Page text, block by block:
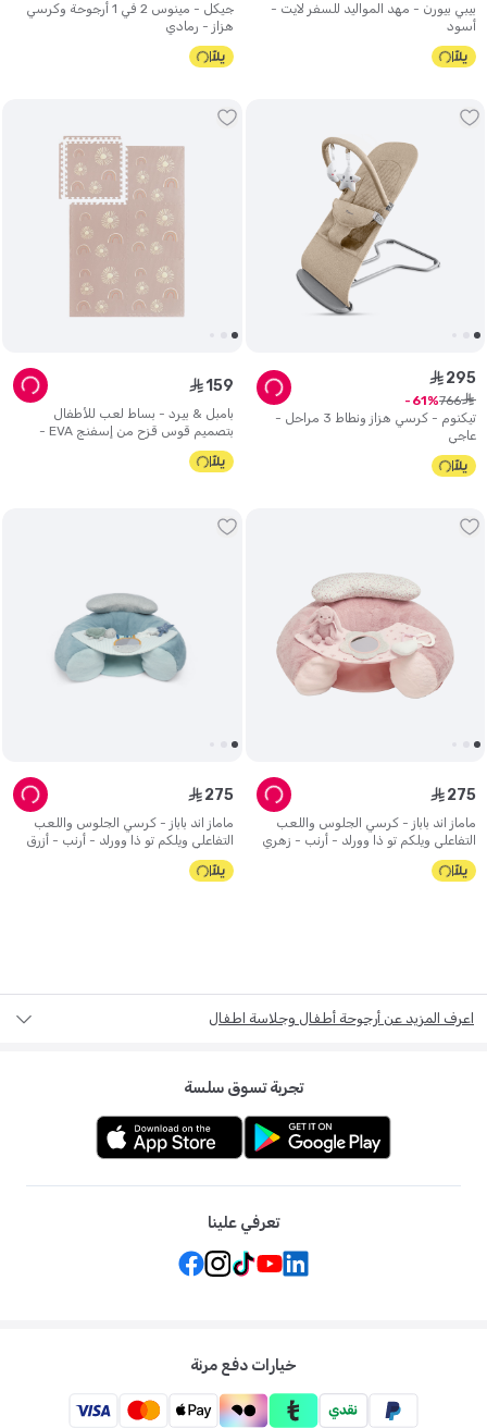
بيبي بيورن - مهد المواليد للسفر لايت -
أسود
جيكل - مينوس 2 في 1 أرجوحة وكرسي
هزاز - رمادي
تيكنوم - كرسي هزاز ونطاط 3 مراحل -
عاجي
ê 295
ê
766
61
بامبل & بيرد - بساط لعب للأطفال
بتصميم قوس قزح من إسفنج EVA -
طقم 6 قطع
ê 159
ماماز اند باباز - كرسي الجلوس واللعب
التفاعلي ويلكم تو ذا وورلد - أرنب - زهري
ê 275
ماماز اند باباز - كرسي الجلوس واللعب
التفاعلي ويلكم تو ذا وورلد - أرنب - أزرق
ê 275
اعرف المزيد عن أرجوحة أطفال وجلاسة اطفال
تجربة تسوق سلسة
تعرفي علينا
خيارات دفع مرنة